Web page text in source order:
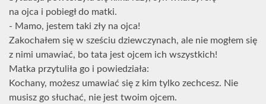
na ojca i pobiegł do matki.
- Mamo, jestem taki zły na ojca!
Zakochałem się w sześciu dziewczynach, ale nie mogłem się
z nimi umawiać, bo tata jest ojcem ich wszystkich!
Matka przytuliła go i powiedziała:
Kochany, możesz umawiać się z kim tylko zechcesz. Nie
musisz go słuchać, nie jest twoim ojcem.